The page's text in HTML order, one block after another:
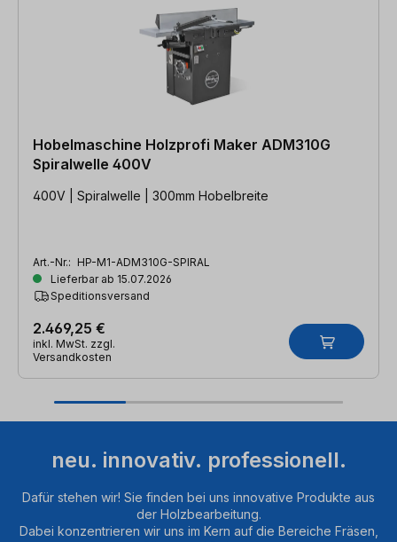
Hobelmaschine Holzprofi Maker ADM310G
Spiralwelle 400V
400V | Spiralwelle | 300mm Hobelbreite
Art.-Nr.: HP-M1-ADM310G-SPIRAL
Lieferbar ab 15.07.2026
Speditionsversand
2.469,25 €
inkl. MwSt. zzgl.
Versandkosten
neu. innovativ. professionell.
Dafür stehen wir! Sie finden bei uns innovative Produkte aus
der Holzbearbeitung.
Dabei konzentrieren wir uns im Kern auf die Bereiche Fräsen,